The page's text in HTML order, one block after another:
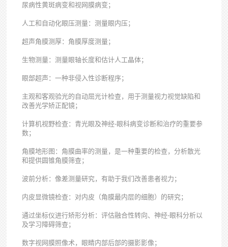
尿病性黄斑病变和视网膜病变；
人工和自动化眼压测量：测量眼内压；
超声角膜测厚：角膜厚度测量；
生物测量：测量眼轴长度和估计人工晶体；
眼部超声：一种非侵入性诊断程序；
主观和客观验光的自动屈光计检查，用于测量视力视觉缺陷和
改善光学矫正配镜；
计算机视野检查：青光眼及神经-眼科病变诊断和治疗的重要参
数；
角膜地形图：角膜曲率的测量，是一种重要的检查，分析散光
和提供圆锥角膜筛查；
波前分析：像差测量研究，有助于我们改善患者视力；
内皮显微镜检查：对内皮（角膜最内层的细胞）的研究；
通过坐标仪进行矫形分析：评估融合性转向、神经-眼科分析以
及学习障碍筛查；
数字视网膜照像术，眼睛内部后部的摄影影像；